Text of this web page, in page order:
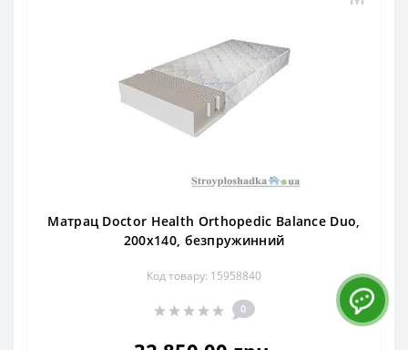
Матрац Doctor Health Orthopedic Balance Duo,
200x140, безпружинний
Код товару: 15958840
0